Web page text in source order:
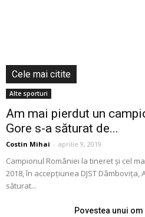
Cele mai citite
Alte sporturi
Am mai pierdut un
Gore s-a săturat de...
Costin Mihai - aprilie 9, 2019
Campionul României la tineret și cel
2018, în accepțiunea DJST Dâmbovița,
săturat...
Povestea unui